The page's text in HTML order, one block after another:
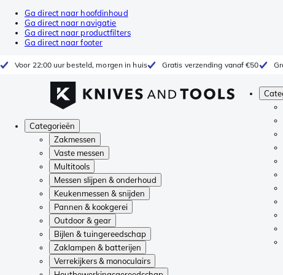
Ga direct naar hoofdinhoud
Ga direct naar navigatie
Ga direct naar productfilters
Ga direct naar footer
Voor 22:00 uur besteld, morgen in huis Gratis verzending vanaf €50
Categorieën
Zakmessen
Vaste messen
Multitools
Messen slijpen & onderhoud
Keukenmessen & snijden
Pannen & kookgerei
Outdoor & gear
Bijlen & tuingereedschap
Zaklampen & batterijen
Verrekijkers & monoculairs